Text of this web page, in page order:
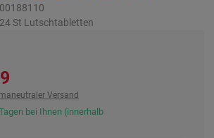
00188110
24 St Lutschtabletten
Versand
bei Ihnen (innerhalb